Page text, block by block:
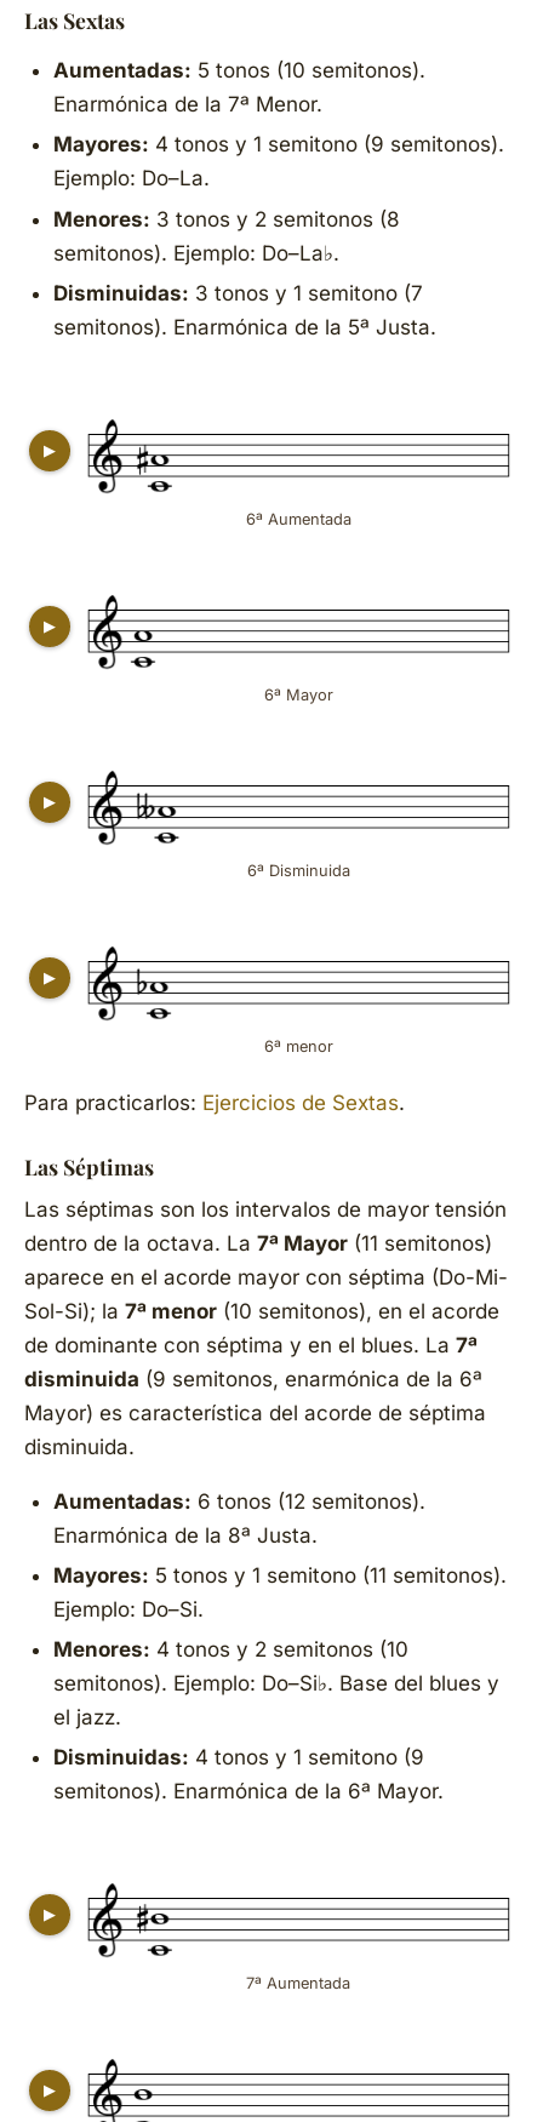
Las Sextas
Aumentadas: 5 tonos (10 semitonos).
Enarmónica de la 7ª Menor.
Mayores: 4 tonos y 1 semitono (9 semitonos).
Ejemplo: Do–La.
Menores: 3 tonos y 2 semitonos (8
semitonos). Ejemplo: Do–La♭.
Disminuidas: 3 tonos y 1 semitono (7
semitonos). Enarmónica de la 5ª Justa.
6ª Aumentada
▶
6ª Mayor
▶
6ª Disminuida
▶
6ª menor
▶
Para practicarlos: Ejercicios de Sextas.
Las Séptimas
Las séptimas son los intervalos de mayor tensión
dentro de la octava. La 7ª Mayor (11 semitonos)
aparece en el acorde mayor con séptima (Do-Mi-
Sol-Si); la 7ª menor (10 semitonos), en el acorde
de dominante con séptima y en el blues. La 7ª
disminuida (9 semitonos, enarmónica de la 6ª
Mayor) es característica del acorde de séptima
disminuida.
Aumentadas: 6 tonos (12 semitonos).
Enarmónica de la 8ª Justa.
Mayores: 5 tonos y 1 semitono (11 semitonos).
Ejemplo: Do–Si.
Menores: 4 tonos y 2 semitonos (10
semitonos). Ejemplo: Do–Si♭. Base del blues y
el jazz.
Disminuidas: 4 tonos y 1 semitono (9
semitonos). Enarmónica de la 6ª Mayor.
7ª Aumentada
▶
▶